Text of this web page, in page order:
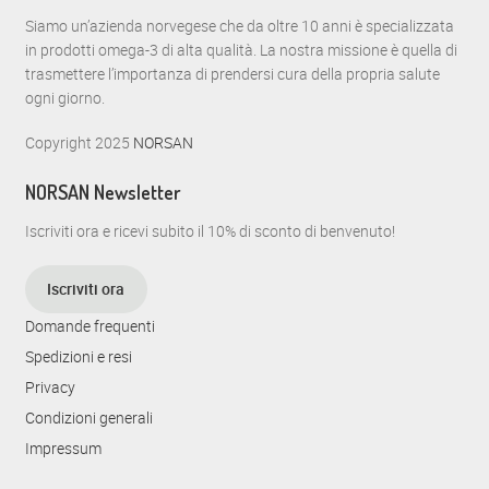
Siamo un’azienda norvegese che da oltre 10 anni è specializzata
in prodotti omega-3 di alta qualità. La nostra missione è quella di
trasmettere l’importanza di prendersi cura della propria salute
ogni giorno.
Copyright 2025 NORSAN
NORSAN Newsletter
Iscriviti ora e ricevi subito il 10% di sconto di benvenuto!
Iscriviti ora
Domande frequenti
Spedizioni e resi
Privacy
Condizioni generali
Impressum